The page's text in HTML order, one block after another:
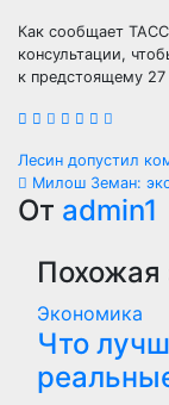
Как сообщает
консультации,
к предстоящему 27
по
Лесин допустил
Милош Земан:
От admin1
Похожая
Экономика
Что